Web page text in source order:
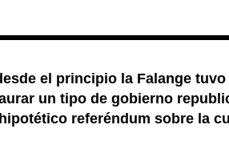
el principio la Falange tuvo
un tipo de gobierno
referéndum sobre la